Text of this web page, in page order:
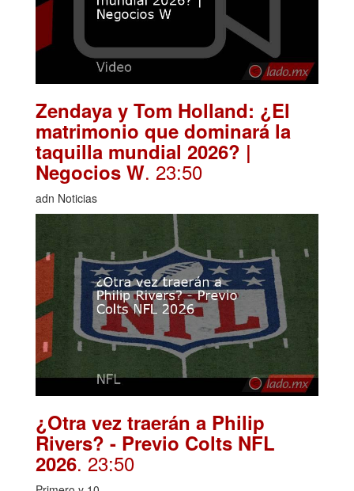
Zendaya y Tom Holland: ¿El
matrimonio que dominará la
taquilla mundial 2026? |
Negocios W. 23:50
adn Noticias
¿Otra vez traerán a Philip
Rivers? - Previo Colts NFL
2026. 23:50